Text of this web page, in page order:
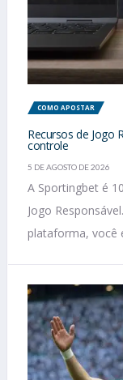
COMO APOSTAR
Recursos de Jogo
controle
5 DE AGOSTO DE 2026
A Sportingbet é
Jogo
plataforma, você